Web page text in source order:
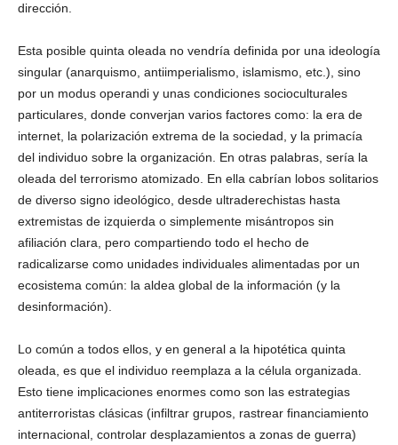
dirección.
Esta posible quinta oleada no vendría definida por una ideología
singular (anarquismo, antiimperialismo, islamismo, etc.), sino
por un modus operandi y unas condiciones socioculturales
particulares, donde converjan varios factores como: la era de
internet, la polarización extrema de la sociedad, y la primacía
del individuo sobre la organización. En otras palabras, sería la
oleada del terrorismo atomizado. En ella cabrían lobos solitarios
de diverso signo ideológico, desde ultraderechistas hasta
extremistas de izquierda o simplemente misántropos sin
afiliación clara, pero compartiendo todo el hecho de
radicalizarse como unidades individuales alimentadas por un
ecosistema común: la aldea global de la información (y la
desinformación).
Lo común a todos ellos, y en general a la hipotética quinta
oleada, es que el individuo reemplaza a la célula organizada.
Esto tiene implicaciones enormes como son las estrategias
antiterroristas clásicas (infiltrar grupos, rastrear financiamiento
internacional, controlar desplazamientos a zonas de guerra)